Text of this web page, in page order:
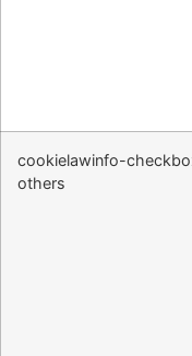
cookielawinfo-
others